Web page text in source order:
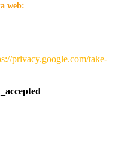
web:
privacy.google.com/take-